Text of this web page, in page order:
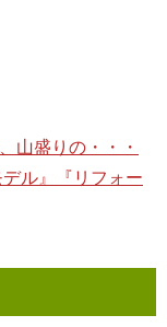
山盛りの・・・
ル』『リフォー